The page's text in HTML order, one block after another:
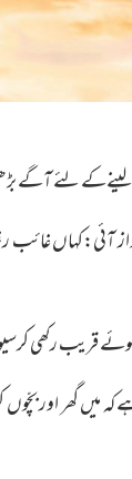
لینےکے لئے آگے
آئی:کہاں غائب
قریب رکھی
میں گھر اور